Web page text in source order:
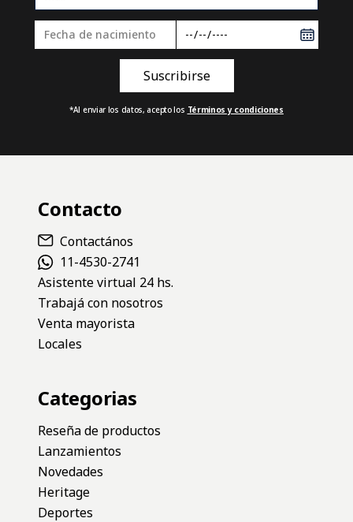
*Al enviar los datos, acepto los Términos y condiciones
Contacto
Contactános
11-4530-2741
Asistente virtual 24 hs.
Trabajá con nosotros
Venta mayorista
Locales
Categorias
Reseña de productos
Lanzamientos
Novedades
Heritage
Deportes